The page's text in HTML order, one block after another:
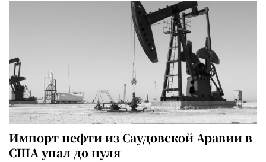
Импорт нефти из Саудовской Аравии в
США упал до нуля